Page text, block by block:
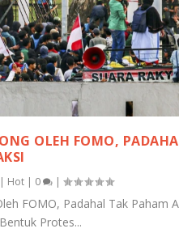
OLEH FOMO,
Hot | 0 |
FOMO, Padahal Tak Paham
Protes...